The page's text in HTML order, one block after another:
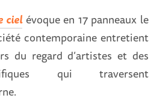
cielévoque en 17 panneaux le
contemporaine entretient
du regard d’artistes et des
qui traversent